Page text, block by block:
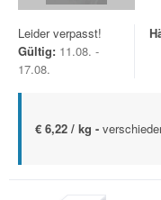
Leider verpasst!
Gültig: 11.08. -
17.08.
€ 6,22 / kg -